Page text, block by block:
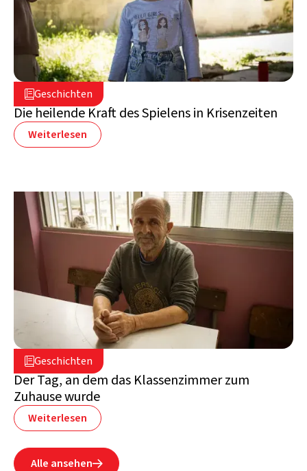
Geschichten
16. Juli 2026
Libanon
Die heilende Kraft des Spielens in Krisenzeiten
Weiterlesen
Geschichten
2. Juli 2026
Libanon
Der Tag, an dem das Klassenzimmer zum
Zuhause wurde
Weiterlesen
Alle ansehen